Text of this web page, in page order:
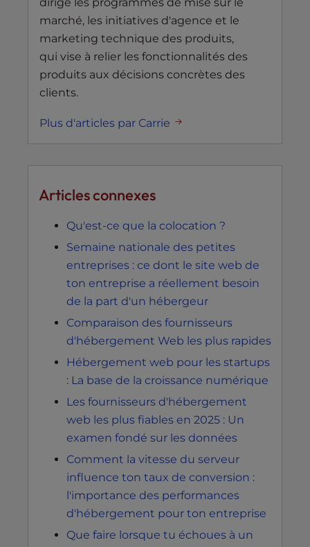
marché, les initiatives d'agence et le
marketing technique des produits,
qui vise à relier les fonctionnalités des
produits aux décisions concrètes des
clients.
Plus d'articles par Carrie
Articles connexes
Qu'est-ce que la colocation ?
Semaine nationale des petites
entreprises : ce dont le site web de
ton entreprise a réellement besoin
de la part d'un hébergeur
Comparaison des fournisseurs
d'hébergement Web les plus rapides
Hébergement web pour les startups
: La base de la croissance numérique
Les fournisseurs d'hébergement
web les plus fiables en 2025 : Un
examen fondé sur les données
Comment la vitesse du serveur
influence ton taux de conversion :
l'importance des performances
d'hébergement pour ton entreprise
Que faire lorsque tu échoues à un